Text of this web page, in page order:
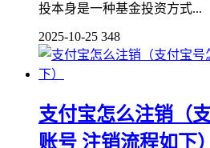
投本身是一种基金投资方式...
2025-10-25 348
支付宝怎么注销（
账号 注销流程如下）